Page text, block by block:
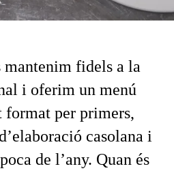
mantenim fidels a la
i oferim un menú
per primers,
casolana i
de l’any. Quan és